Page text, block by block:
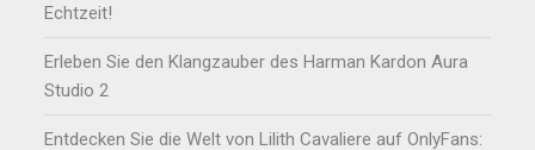
Echtzeit!
Erleben Sie den Klangzauber des Harman Kardon Aura
Studio 2
Entdecken Sie die Welt von Lilith Cavaliere auf OnlyFans: